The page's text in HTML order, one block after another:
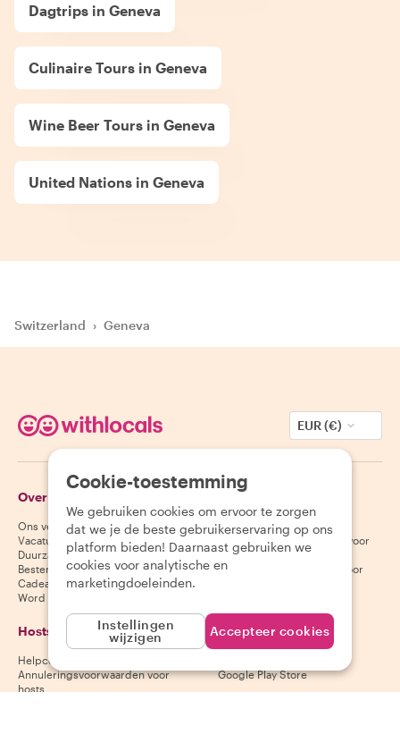
Dagtrips in Geneva
Culinaire Tours in Geneva
Wine Beer Tours in Geneva
United Nations in Geneva
Switzerland › Geneva
EUR (€)
Over Withlocals
Ons verhaal
Vacatures
Duurzaamheid
Bestemmingen
Cadeaubonnen
Word partner
Gasten
Helpcentrum voor gasten
Annuleringsvoorwaarden voor
gasten
Algemene voorwaarden voor
Hosts
Helpcentrum voor hosts
Annuleringsvoorwaarden voor
hosts
Download onze app
Google Play Store
Cookie-toestemming
We gebruiken cookies om ervoor te zorgen
dat we je de beste gebruikerservaring op ons
platform bieden! Daarnaast gebruiken we
cookies voor analytische en
marketingdoeleinden.
Instellingen
wijzigen
Accepteer cookies